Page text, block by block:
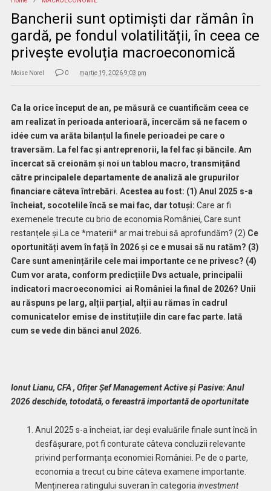
Bancherii sunt optimiști dar rămân în
gardă, pe fondul volatilității, în ceea ce
privește evoluția macroeconomică
Moise Norel 0 martie 19, 2026 9:03 pm
Ca la orice început de an, pe măsură ce cuantificăm ceea ce
am realizat în perioada anterioară, încercăm să ne facem o
idée cum va arăta bilanțul la finele perioadei pe care o
traversăm. La fel fac și antreprenorii, la fel fac și băncile. Am
încercat să creionăm și noi un tablou macro, transmițând
către principalele departamente de analiză ale grupurilor
financiare câteva întrebări. Acestea au fost: (1) Anul 2025 s-a
încheiat, socotelile încă se mai fac, dar totuși: Care ar fi
exemenele trecute cu brio de economia României, Care sunt
restanțele și La ce *materii* ar mai trebui să aprofundăm? (2) Ce
oportunități avem în față în 2026 și ce e musai să nu ratăm? (3)
Care sunt amenințările cele mai importante ce ne privesc? (4)
Cum vor arata, conform predicțiile Dvs actuale, principalii
indicatori macroeconomici ai României la final de 2026? Unii
au răspuns pe larg, alții parțial, alții au rămas în cadrul
comunicatelor emise de instituțiile din care fac parte. Iată
cum se vede din bănci anul 2026.
Ionut Lianu, CFA , Ofițer Șef Management Active și Pasive: Anul
2026 deschide, totodată, o fereastră importantă de oportunitate
Anul 2025 s-a încheiat, iar deși evaluările finale sunt încă în
desfășurare, pot fi conturate câteva concluzii relevante
privind performanța economiei României. Pe de o parte,
economia a trecut cu bine câteva examene importante.
Menținerea ratingului suveran în categoria investment